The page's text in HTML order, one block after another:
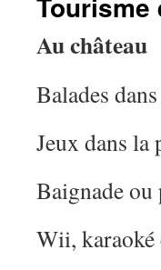
Au château
Balades
Jeux dans la
Baignade ou
Wii, karaoké